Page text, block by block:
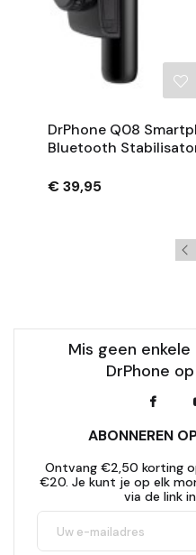
DrPhone Q08
Bluetooth
€ 39,95
Mis geen
DrPhone
ABONNEREN
Ontvang €2,50 korting
€20. Je kunt je op elk
via de link